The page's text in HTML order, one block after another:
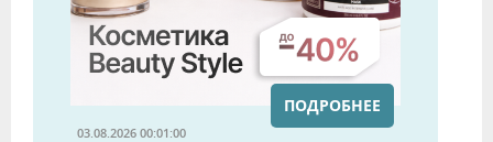
03.08.2026 00:01:00
ПОДРОБНЕЕ